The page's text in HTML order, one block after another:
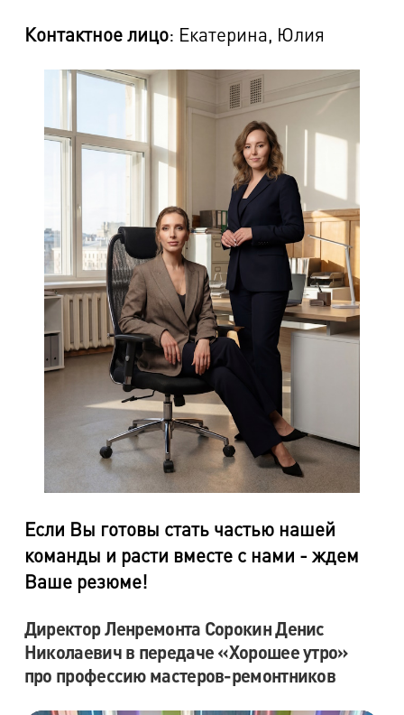
Контактное лицо: Екатерина, Юлия
Если Вы готовы стать частью нашей
команды и расти вместе с нами - ждем
Ваше резюме!
Директор Ленремонта Сорокин Денис
Николаевич в передаче «Хорошее утро»
про профессию мастеров-ремонтников